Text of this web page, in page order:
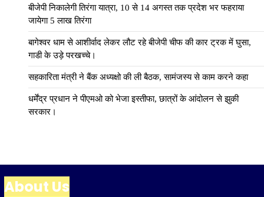
बीजेपी निकालेगी तिरंगा यात्रा, 10 से 14 अगस्त तक प्रदेश भर फहराया
जायेगा 5 लाख तिरंगा
बागेश्वर धाम से आशीर्वाद लेकर लौट रहे बीजेपी चीफ की कार ट्रक में घुसा,
गाडी के उड़े परखच्चे।
सहकारिता मंत्री ने बैंक अध्यक्षो की ली बैठक, सामंजस्य से काम करने कहा
धर्मेंद्र प्रधान ने पीएमओ को भेजा इस्तीफा, छात्रों के आंदोलन से झुकी
सरकार।
About Us